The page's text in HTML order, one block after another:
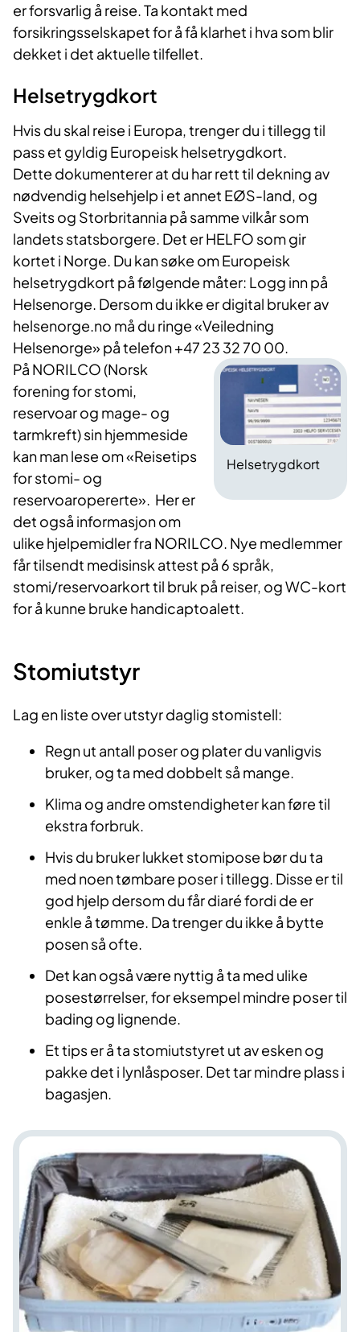
er forsvarlig å reise. Ta kontakt med
forsikringsselskapet for å få klarhet i hva som blir
dekket i det aktuelle tilfellet.
Helsetrygdkort
Hvis du skal reise i Europa, trenger du i tillegg til
pass et gyldig Europeisk helsetrygdkort.
Dette dokumenterer at du har rett til dekning av
nødvendig helsehjelp i et annet EØS-land, og
Sveits og Storbritannia på samme vilkår som
landets statsborgere. Det er HELFO som gir
kortet i Norge. Du kan søke om Europeisk
helsetrygdkort på følgende måter: Logg inn på
Helsenorge. Dersom du ikke er digital bruker av
helsenorge.no må du ringe «Veiledning
Helsenorge» på telefon +47 23 32 70 00.
Helsetrygdkort
På NORILCO (Norsk
forening for stomi,
reservoar og mage- og
tarmkreft) sin hjemmeside
kan man lese om «Reisetips
for stomi- og
reservoaropererte». Her er
det også informasjon om
ulike hjelpemidler fra NORILCO. Nye medlemmer
får tilsendt medisinsk attest på 6 språk,
stomi/reservoarkort til bruk på reiser, og WC-kort
for å kunne bruke handicaptoalett.
Stomiutstyr
Lag en liste over utstyr daglig stomistell:
Regn ut antall poser og plater du vanligvis
bruker, og ta med dobbelt så mange.
Klima og andre omstendigheter kan føre til
ekstra forbruk.
Hvis du bruker lukket stomipose bør du ta
med noen tømbare poser i tillegg. Disse er til
god hjelp dersom du får diaré fordi de er
enkle å tømme. Da trenger du ikke å bytte
posen så ofte.
Det kan også være nyttig å ta med ulike
posestørrelser, for eksempel mindre poser til
bading og lignende.
Et tips er å ta stomiutstyret ut av esken og
pakke det i lynlåsposer. Det tar mindre plass i
bagasjen.